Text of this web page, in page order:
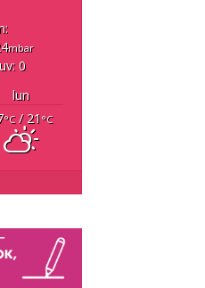
mbar
0
lun
°C/ 21 °C